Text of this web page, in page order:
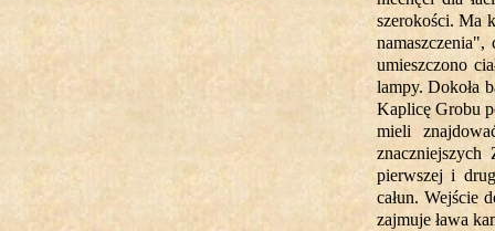
szerokości. Ma
umieszczono
lampy. Dokoła
Kaplicę Grobu
mieli
pierwszej i
całun. Wejście
zajmuje ława